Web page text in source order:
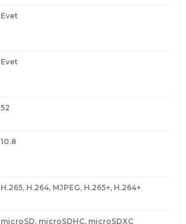
Evet
Evet
52
10.8
H.265, H.264, MJPEG, H.265+, H.264+
microSD, microSDHC, microSDXC